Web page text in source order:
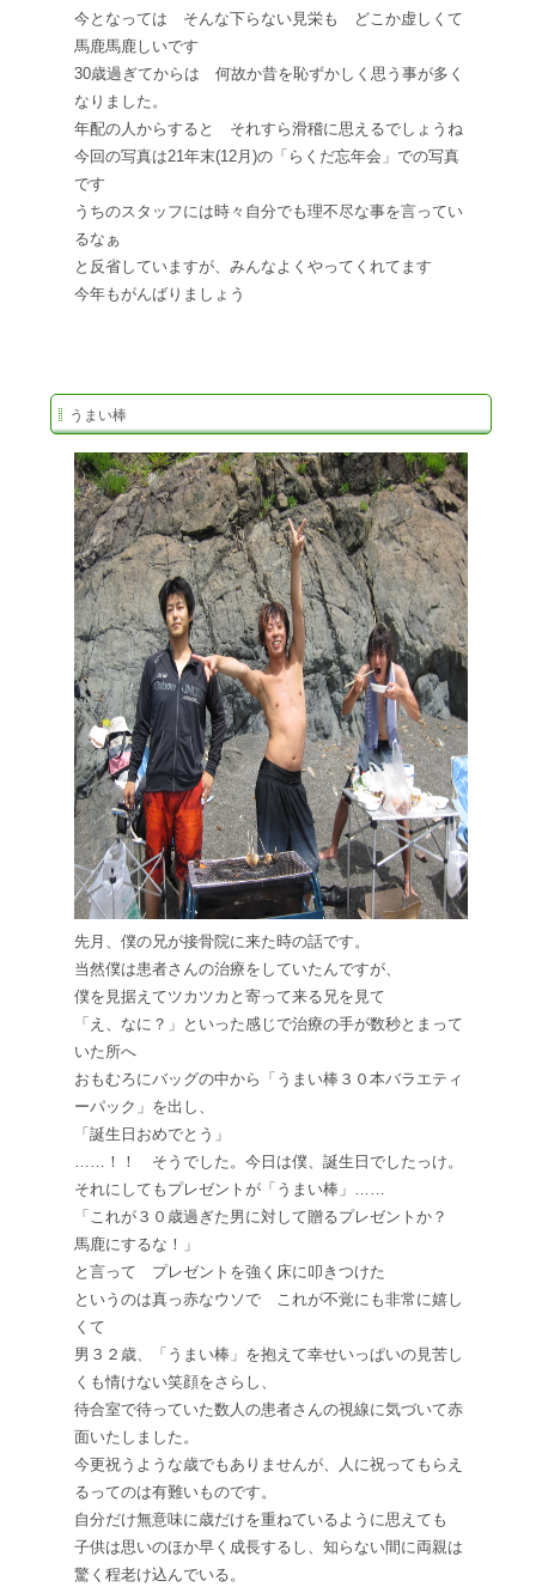
今となっては そんな下らない見栄も どこか虚しくて
馬鹿馬鹿しいです
30歳過ぎてからは 何故か昔を恥ずかしく思う事が多く
なりました。
年配の人からすると それすら滑稽に思えるでしょうね
今回の写真は21年末(12月)の「らくだ忘年会」での写真
です
うちのスタッフには時々自分でも理不尽な事を言ってい
るなぁ
と反省していますが、みんなよくやってくれてます
今年もがんばりましょう
うまい棒
先月、僕の兄が接骨院に来た時の話です。
当然僕は患者さんの治療をしていたんですが、
僕を見据えてツカツカと寄って来る兄を見て
「え、なに？」といった感じで治療の手が数秒とまって
いた所へ
おもむろにバッグの中から「うまい棒３０本バラエティ
ーパック」を出し、
「誕生日おめでとう」
……！！ そうでした。今日は僕、誕生日でしたっけ。
それにしてもプレゼントが「うまい棒」……
「これが３０歳過ぎた男に対して贈るプレゼントか？
馬鹿にするな！」
と言って プレゼントを強く床に叩きつけた
というのは真っ赤なウソで これが不覚にも非常に嬉し
くて
男３２歳、「うまい棒」を抱えて幸せいっぱいの見苦し
くも情けない笑顔をさらし、
待合室で待っていた数人の患者さんの視線に気づいて赤
面いたしました。
今更祝うような歳でもありませんが、人に祝ってもらえ
るってのは有難いものです。
自分だけ無意味に歳だけを重ねているように思えても
子供は思いのほか早く成長するし、知らない間に両親は
驚く程老け込んでいる。